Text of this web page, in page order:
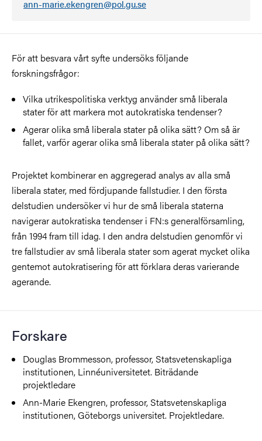
ann-marie.ekengren@pol.gu.se
För att besvara vårt syfte undersöks följande
forskningsfrågor:
Vilka utrikespolitiska verktyg använder små liberala
stater för att markera mot autokratiska tendenser?
Agerar olika små liberala stater på olika sätt? Om så är
fallet, varför agerar olika små liberala stater på olika sätt?
Projektet kombinerar en aggregerad analys av alla små
liberala stater, med fördjupande fallstudier. I den första
delstudien undersöker vi hur de små liberala staterna
navigerar autokratiska tendenser i FN:s generalförsamling,
från 1994 fram till idag. I den andra delstudien genomför vi
tre fallstudier av små liberala stater som agerat mycket olika
gentemot autokratisering för att förklara deras varierande
agerande.
Forskare
Douglas Brommesson, professor, Statsvetenskapliga
institutionen, Linnéuniversitetet. Biträdande
projektledare
Ann-Marie Ekengren, professor, Statsvetenskapliga
institutionen, Göteborgs universitet. Projektledare.